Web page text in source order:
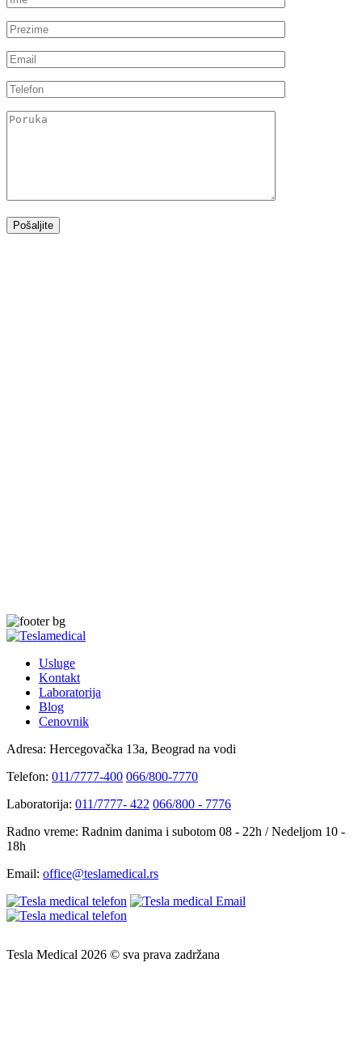
Usluge
Kontakt
Laboratorija
Blog
Cenovnik
Adresa: Hercegovačka 13a, Beograd na vodi
Telefon: 011/7777-400 066/800-7770
Laboratorija: 011/7777- 422 066/800 - 7776
Radno vreme: Radnim danima i subotom 08 - 22h / Nedeljom 10 -
18h
Email: office@teslamedical.rs
Tesla Medical 2026 © sva prava zadržana